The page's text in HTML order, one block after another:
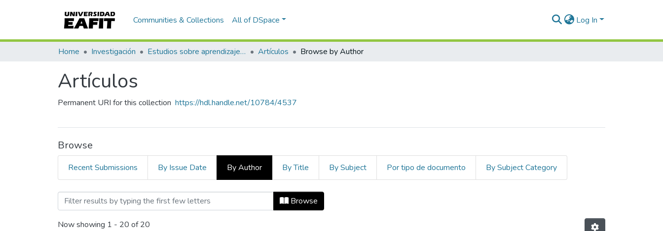
Communities & Collections All of DSpace Log In
Home Investigación Estudios sobre aprendizaje y apropiación social del conocimiento Artículos Browse by Author
Artículos
Permanent URI for this collection https://hdl.handle.net/10784/4537
Browse
Recent Submissions By Issue Date By Author By Title By Subject Por tipo de documento By Subject Category
Browsing Artículos by Author Browse
Now showing 1 - 20 of 20